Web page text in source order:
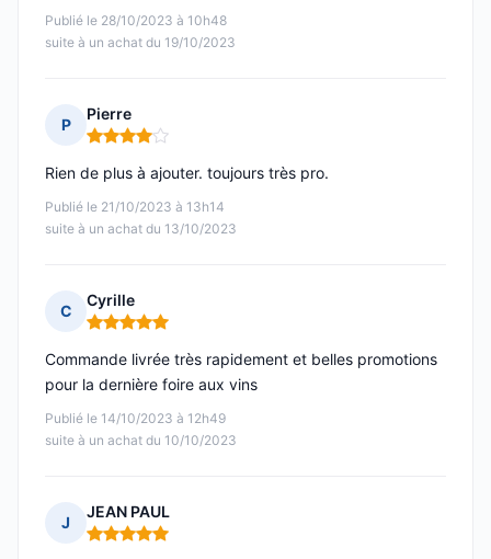
Publié le 28/10/2023 à 10h48
suite à un achat du 19/10/2023
P
Pierre
Note : 4 sur 5
Publié le 21/10/2023 à 13h14
suite à un achat du 13/10/2023
Rien de plus à ajouter. toujours très pro.
C
Cyrille
Note : 5 sur 5
Publié le 14/10/2023 à 12h49
suite à un achat du 10/10/2023
Commande livrée très rapidement et belles promotions
pour la dernière foire aux vins
J
JEAN PAUL
Note : 5 sur 5